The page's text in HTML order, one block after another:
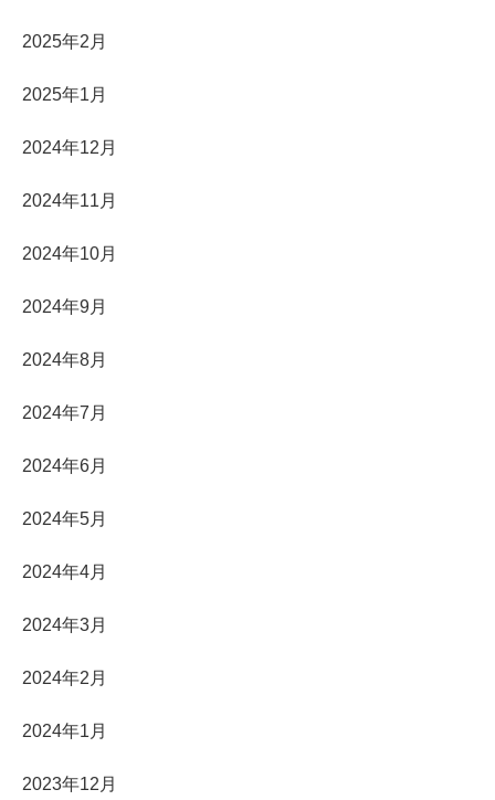
2025年2月
2025年1月
2024年12月
2024年11月
2024年10月
2024年9月
2024年8月
2024年7月
2024年6月
2024年5月
2024年4月
2024年3月
2024年2月
2024年1月
2023年12月